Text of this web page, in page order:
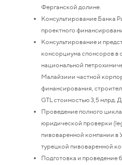
Ферганской долине.
Консультирование Банка
проектного
Консультирование и
консорциума спонсоров в
национальной
Малайзиии частной
финансирования,
GTL стоимостью 3,5 млрд.
Проведение полного
юридической проверки
пивоваренной компании в
турецкой пивоваренной
Подготовка и проведение